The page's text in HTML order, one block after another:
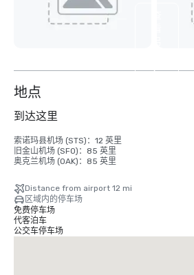
9
地点
到达这里
索诺玛县机场 (STS)：12 英里
旧金山机场 (SFO)：85 英里
奥克兰机场 (OAK)：85 英里
Distance from airport 12 mi
区域内的停车场
免费停车场
代客泊车
公交车停车场